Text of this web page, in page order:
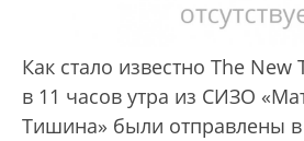
Как стало известно The New
в 11 часов утра из СИЗО
Тишина» были отправлены